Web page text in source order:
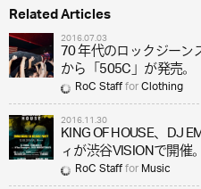
Related Articles
2016.07.03
70 年代のロックジー
から「505C」が発売。
RoC StaffforClothing
2016.11.30
KING OF HOUSE、DJ
ィが渋谷VISIONで開催。
RoC StaffforMusic